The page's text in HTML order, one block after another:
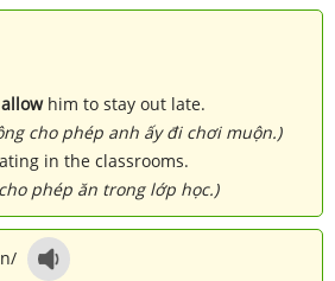
allowhim to stay out late.
cho phép anh ấy đi chơi muộn.)
in the classrooms.
phép ăn trong lớp học.)